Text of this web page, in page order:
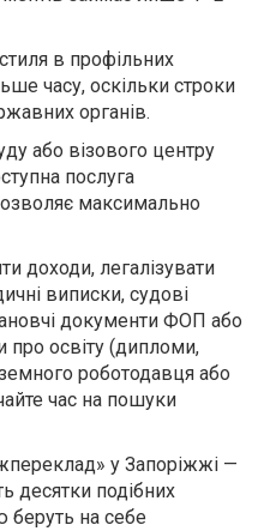
в профільних
часу, оскільки строки
органів.
або візового центру
послуга
максимально
доходи, легалізувати
виписки, судові
документи ФОП або
про освіту (дипломи,
роботодавця або
час на пошуки
у Запоріжжі —
десятки подібних
беруть на себе